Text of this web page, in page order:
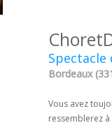
Spectacle
Bordeaux
Vous avez
ressemblerez